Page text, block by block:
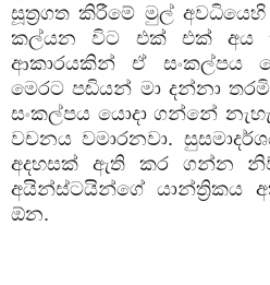
සූත්‍රගත කිරීමේ මුල්
කල්යන විට එක් එක් අය
ආකාරයකින් ඒ සංකල්පය
මෙරට පඬියන් මා දන්නා
සංකල්පය යොදා ගන්නේ
වචනය වමාරනවා.
අදහසක් ඇති කර ගන්න
අයින්ස්ටයින්ගේ යාන්ත්‍රිකය
ඕන.